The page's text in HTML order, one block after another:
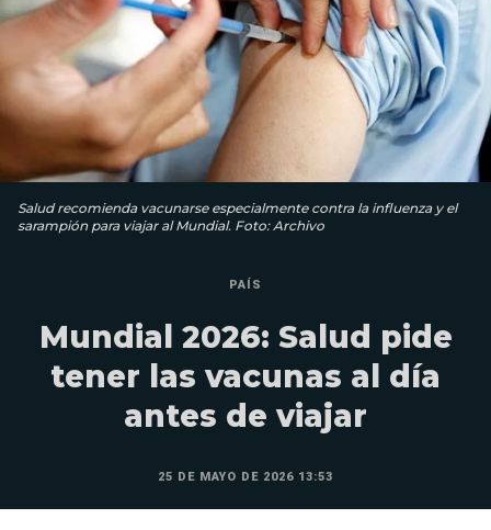
Salud recomienda vacunarse especialmente contra la influenza y el
sarampión para viajar al Mundial. Foto: Archivo
PAÍS
Mundial 2026: Salud pide
tener las vacunas al día
antes de viajar
25 DE MAYO DE 2026 13:53